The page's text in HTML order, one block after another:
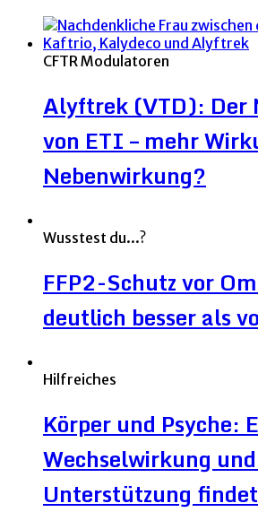
CFTR Modulatoren
Alyftrek (VTD): Der
von ETI – mehr
Nebenwirkung?
Wusstest du...?
FFP2-Schutz vor
deutlich besser als
Hilfreiches
Körper und Psyche:
Wechselwirkung
Unterstützung findet